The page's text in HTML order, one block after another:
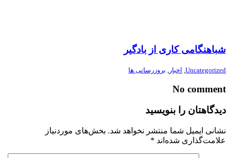
شباهنگامی کاری از بادگیر
Uncategorized اخبار بروزرسانی ها
No comment
دیدگاهتان را بنویسید
نشانی ایمیل شما منتشر نخواهد شد. بخش‌های موردنیاز
علامت‌گذاری شده‌اند *